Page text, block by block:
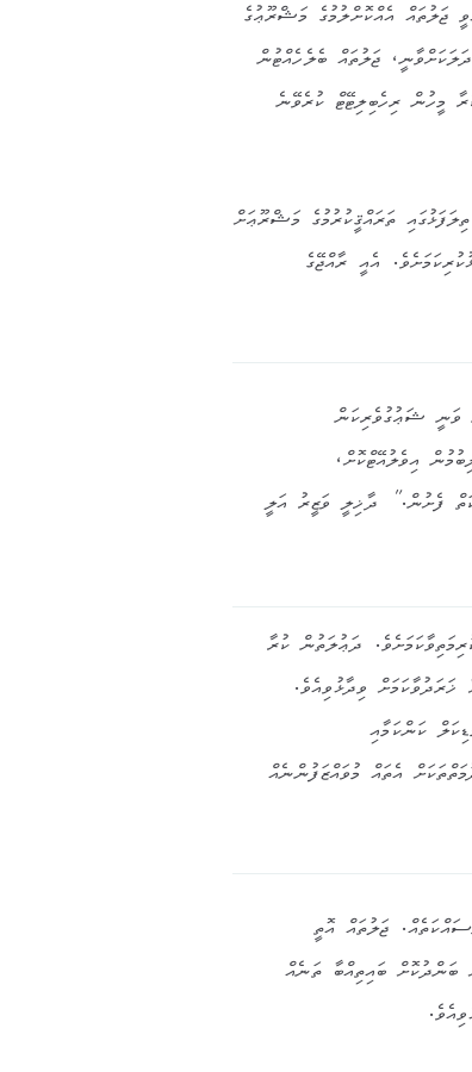
ޖަލުތައް އެއްކޮށްލުމުގެ މަޝްރޫޢުގެ
ބަދަލަކަށްވާނީ، ޖަލުތައް ބެލެހެއްޓުން
މީހުން ރިހެބިލިޓޭޓް ކުރެވޭނެ
ތަރައްޤީކުރުމުގެ މަޝްރޫޢަށް
ޝަޢުގުވެރިކަން ފާޅުކުރިކަމަށެވެ. އެއީ ރާއްޖޭގެ
ވަނީ ޝަޢުގުވެރިކަން
އިވެލުއޭޓްކޮށް،
ފެށުން.” ދާޚިލީ ވަޒީރު އަލީ
ދަޢުލަތުން ކުރާ
ކަންކަމާއި
އެތައް މުވައްޒަފުންނެއް
ޖަލުތައް އޮތީ
ބަންދުކޮށް ބައިތިއްބާ ތަނެއް